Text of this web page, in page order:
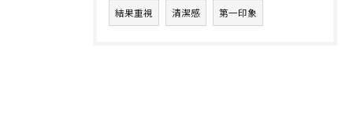
結果重視 清潔感 第一印象